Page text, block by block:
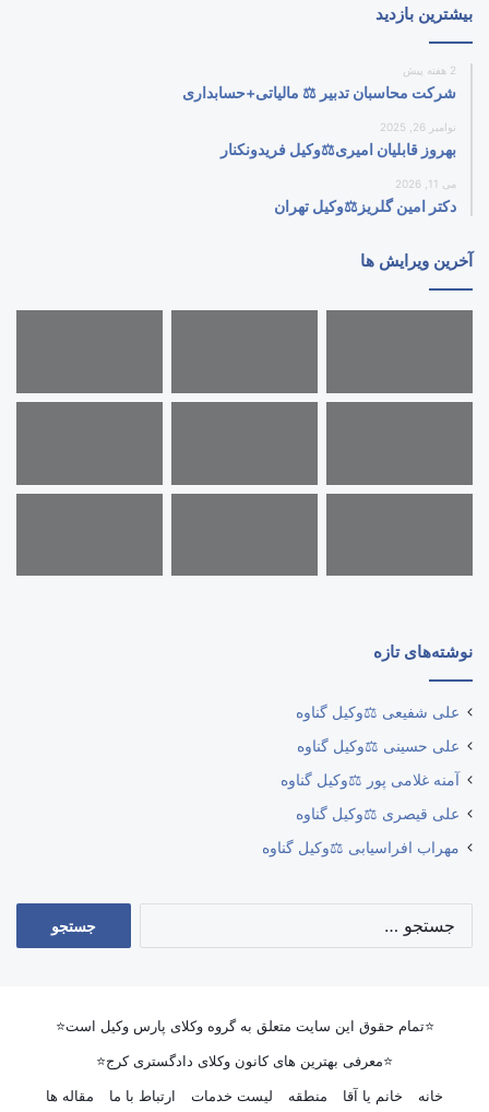
بیشترین بازدید
2 هفته پیش
شرکت محاسبان تدبیر ⚖️ مالیاتی+حسابداری
نوامبر 26, 2025
بهروز قابلیان امیری⚖️وکیل فریدونکنار
می 11, 2026
دکتر امین گلریز⚖️وکیل تهران
آخرین ویرایش ها
نوشته‌های تازه
علی شفیعی ⚖️وکیل گناوه
علی حسینی ⚖️وکیل گناوه
آمنه غلامی پور ⚖️وکیل گناوه
علی قیصری ⚖️وکیل گناوه
مهراب افراسیابی ⚖️وکیل گناوه
⭐تمام حقوق این سایت متعلق به گروه وکلای پارس وکیل است⭐
⭐معرفی بهترین های کانون وکلای دادگستری کرج⭐
خانه
خانم یا آقا منطقه لیست خدمات ارتباط با ما مقاله ها